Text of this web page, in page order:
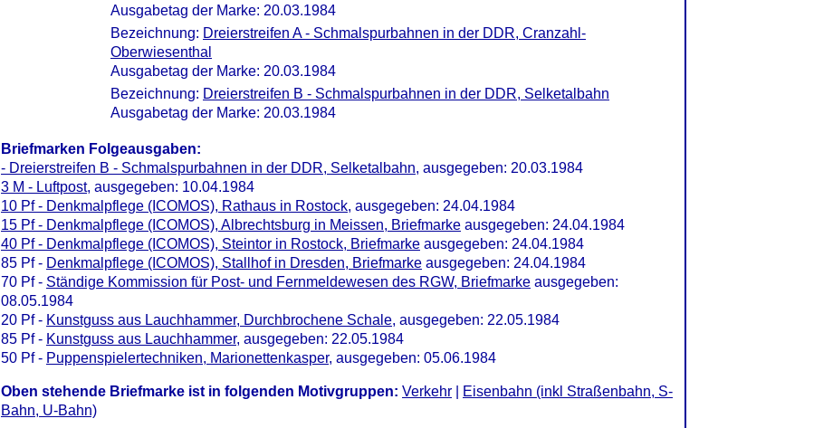
Ausgabetag der Marke: 20.03.1984
Bezeichnung: Dreierstreifen A - Schmalspurbahnen in der DDR, Cranzahl-
Oberwiesenthal
Ausgabetag der Marke: 20.03.1984
Bezeichnung: Dreierstreifen B - Schmalspurbahnen in der DDR, Selketalbahn
Ausgabetag der Marke: 20.03.1984
Briefmarken Folgeausgaben:
- Dreierstreifen B - Schmalspurbahnen in der DDR, Selketalbahn, ausgegeben: 20.03.1984
3 M - Luftpost, ausgegeben: 10.04.1984
10 Pf - Denkmalpflege (ICOMOS), Rathaus in Rostock, ausgegeben: 24.04.1984
15 Pf - Denkmalpflege (ICOMOS), Albrechtsburg in Meissen, Briefmarke ausgegeben: 24.04.1984
40 Pf - Denkmalpflege (ICOMOS), Steintor in Rostock, Briefmarke ausgegeben: 24.04.1984
85 Pf - Denkmalpflege (ICOMOS), Stallhof in Dresden, Briefmarke ausgegeben: 24.04.1984
70 Pf - Ständige Kommission für Post- und Fernmeldewesen des RGW, Briefmarke ausgegeben:
08.05.1984
20 Pf - Kunstguss aus Lauchhammer, Durchbrochene Schale, ausgegeben: 22.05.1984
85 Pf - Kunstguss aus Lauchhammer, ausgegeben: 22.05.1984
50 Pf - Puppenspielertechniken, Marionettenkasper, ausgegeben: 05.06.1984
Oben stehende Briefmarke ist in folgenden Motivgruppen: Verkehr
Eisenbahn (inkl Straßenbahn, S-
Bahn, U-Bahn)